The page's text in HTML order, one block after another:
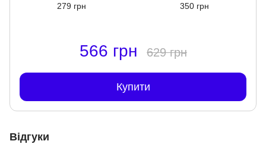
279 грн 350 грн
566 грн 629 грн
Купити
Відгуки